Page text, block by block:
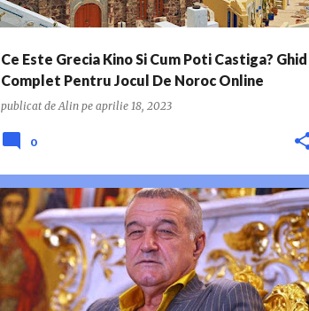
Ce Este Grecia Kino Si Cum Poti Castiga? Ghid
Complet Pentru Jocul De Noroc Online
publicat deAlin pe aprilie 18, 2023
0
FCSB GIGI BECALI